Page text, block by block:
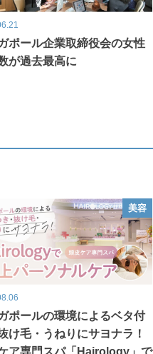
ポール企業取締役会の女性
が過去最高に
美容
ポールの環境によるベタ付
け毛・うねりにサヨナラ！
ア専門スパ「Hairology」で